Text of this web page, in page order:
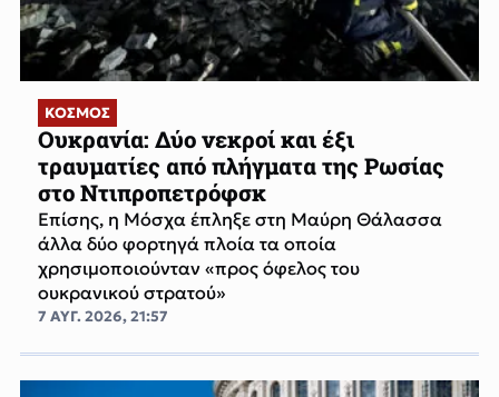
ΚΟΣΜΟΣ
Ουκρανία: Δύο νεκροί και έξι
τραυματίες από πλήγματα της Ρωσίας
στο Ντιπροπετρόφσκ
Επίσης, η Μόσχα έπληξε στη Μαύρη Θάλασσα
άλλα δύο φορτηγά πλοία τα οποία
χρησιμοποιούνταν «προς όφελος του
ουκρανικού στρατού»
7 ΑΥΓ. 2026, 21:57